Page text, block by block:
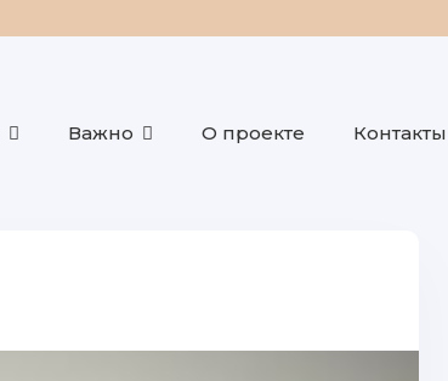
Важно О проекте Контакты